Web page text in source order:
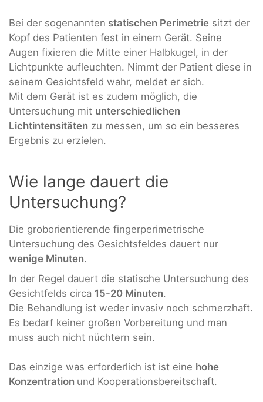
Bei der sogenannten statischen Perimetrie sitzt der
Kopf des Patienten fest in einem Gerät. Seine
Augen fixieren die Mitte einer Halbkugel, in der
Lichtpunkte aufleuchten. Nimmt der Patient diese in
seinem Gesichtsfeld wahr, meldet er sich.
Mit dem Gerät ist es zudem möglich, die
Untersuchung mit unterschiedlichen
Lichtintensitäten zu messen, um so ein besseres
Ergebnis zu erzielen.
Wie lange dauert die
Untersuchung?
Die groborientierende fingerperimetrische
Untersuchung des Gesichtsfeldes dauert nur
wenige Minuten.
In der Regel dauert die statische Untersuchung des
Gesichtfelds circa 15-20 Minuten.
Die Behandlung ist weder invasiv noch schmerzhaft.
Es bedarf keiner großen Vorbereitung und man
muss auch nicht nüchtern sein.
Das einzige was erforderlich ist ist eine hohe
Konzentration und Kooperationsbereitschaft.